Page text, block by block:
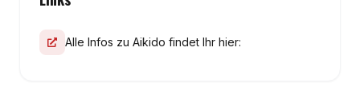
Alle Infos zu Aikido findet Ihr hier: